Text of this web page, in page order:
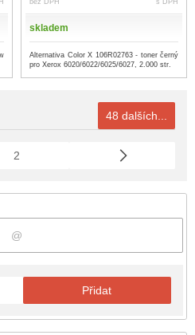
Přidat
bez DPH s DPH
skladem
Alternativa Color X 106R02763 - toner černý
pro Xerox 6020/6022/6025/6027, 2.000 str.
48 dalších...
2